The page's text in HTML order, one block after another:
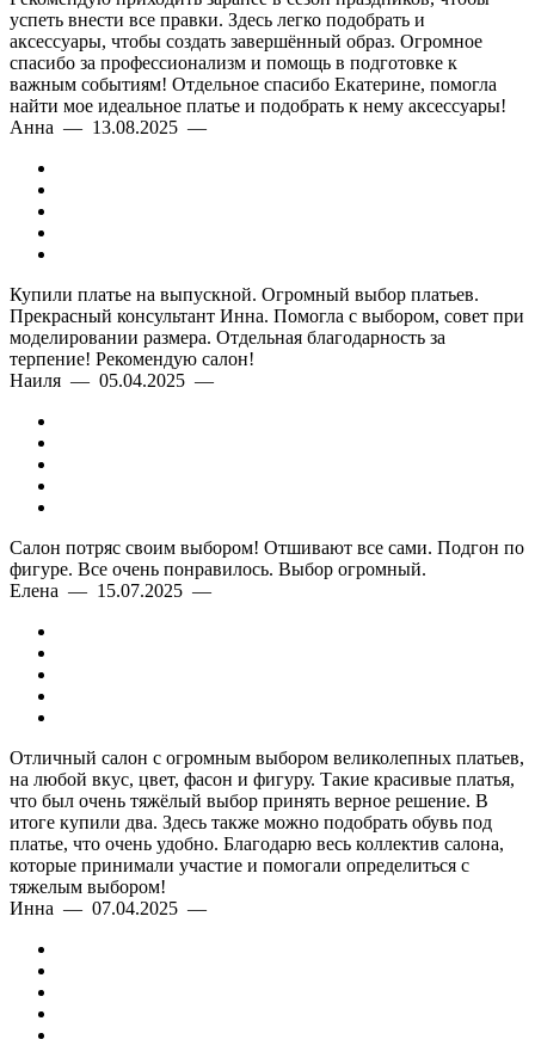
успеть внести все правки. Здесь легко подобрать и
аксессуары, чтобы создать завершённый образ. Огромное
спасибо за профессионализм и помощь в подготовке к
важным событиям! Отдельное спасибо Екатерине, помогла
найти мое идеальное платье и подобрать к нему аксессуары!
Анна — 13.08.2025 —
Купили платье на выпускной. Огромный выбор платьев.
Прекрасный консультант Инна. Помогла с выбором, совет при
моделировании размера. Отдельная благодарность за
терпение! Рекомендую салон!
Наиля — 05.04.2025 —
Салон потряс своим выбором! Отшивают все сами. Подгон по
фигуре. Все очень понравилось. Выбор огромный.
Елена — 15.07.2025 —
Отличный салон с огромным выбором великолепных платьев,
на любой вкус, цвет, фасон и фигуру. Такие красивые платья,
что был очень тяжёлый выбор принять верное решение. В
итоге купили два. Здесь также можно подобрать обувь под
платье, что очень удобно. Благодарю весь коллектив салона,
которые принимали участие и помогали определиться с
тяжелым выбором!
Инна — 07.04.2025 —